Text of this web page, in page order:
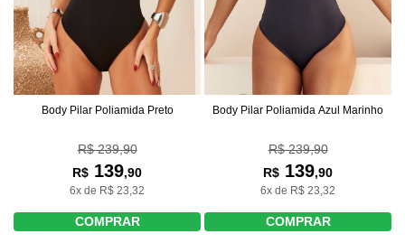
Body Pilar Poliamida Preto
R$ 239,90
R$ 139,90
6x de R$ 23,32
COMPRAR
Body Pilar Poliamida Azul Marinho
R$ 239,90
R$ 139,90
6x de R$ 23,32
COMPRAR